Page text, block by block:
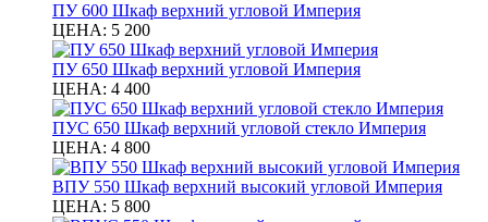
ПУ 600 Шкаф верхний угловой Империя
ЦЕНА: 5 200
ПУ 650 Шкаф верхний угловой Империя
ЦЕНА: 4 400
ПУС 650 Шкаф верхний угловой стекло Империя
ЦЕНА: 4 800
ВПУ 550 Шкаф верхний высокий угловой Империя
ЦЕНА: 5 800